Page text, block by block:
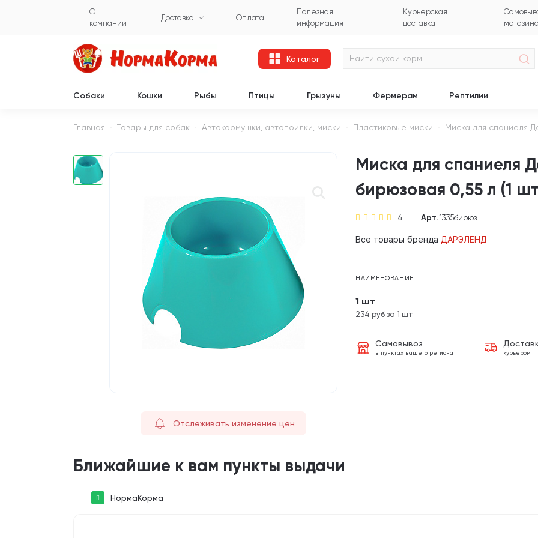
О
компании
Доставка Оплата
Полезная
информация
Курьерская
доставка
Каталог
Собаки Кошки Рыбы Птицы Грызуны Фермерам Рептилии
Главная Товары для собак Автокормушки, автопоилки, миски Пластиковые миски Миска для спаниеля
Отслеживать изменение цен
Миска для спаниеля
бирюзовая 0,55 л (1
4 Арт. 1335бирюз
Все товары бренда ДАРЭЛЕНД
НАИМЕНОВАНИЕ
1 шт
234 руб за 1 шт
Самовывоз
в пунктах вашего региона курьером
Ближайшие к вам пункты выдачи
НормаКорма